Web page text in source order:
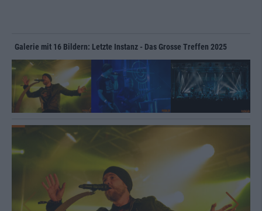
Galerie mit 16 Bildern: Letzte Instanz - Das Grosse Treffen 2025